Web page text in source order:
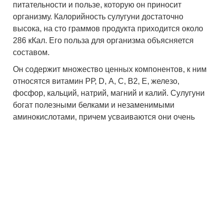
питательности и пользе, которую он приносит
организму. Калорийность сулугуни достаточно
высока, на сто граммов продукта приходится около
286 кКал. Его польза для организма объясняется
составом.
Он содержит множество ценных компонентов, к ним
относятся витамин РР, D, А, С, В2, Е, железо,
фосфор, кальций, натрий, магний и калий. Сулугуни
богат полезными белками и незаменимыми
аминокислотами, причем усваиваются они очень